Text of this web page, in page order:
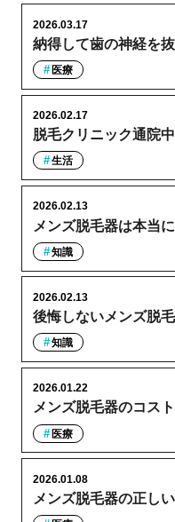
納得して歯の神経を
2026.03.17
医療
脱毛クリニック通院
2026.02.17
生活
メンズ脱毛器は本当
2026.02.13
知識
後悔しないメンズ脱
2026.02.13
知識
メンズ脱毛器のコス
2026.01.22
医療
メンズ脱毛器の正し
2026.01.08